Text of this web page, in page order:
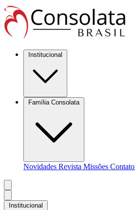
Institucional
Família Consolata
Novidades Revista Missões Contato
Institucional